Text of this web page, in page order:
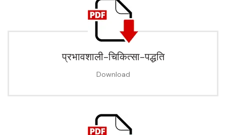
प्रभावशाली-चिकित्सा-पद्धति
Download